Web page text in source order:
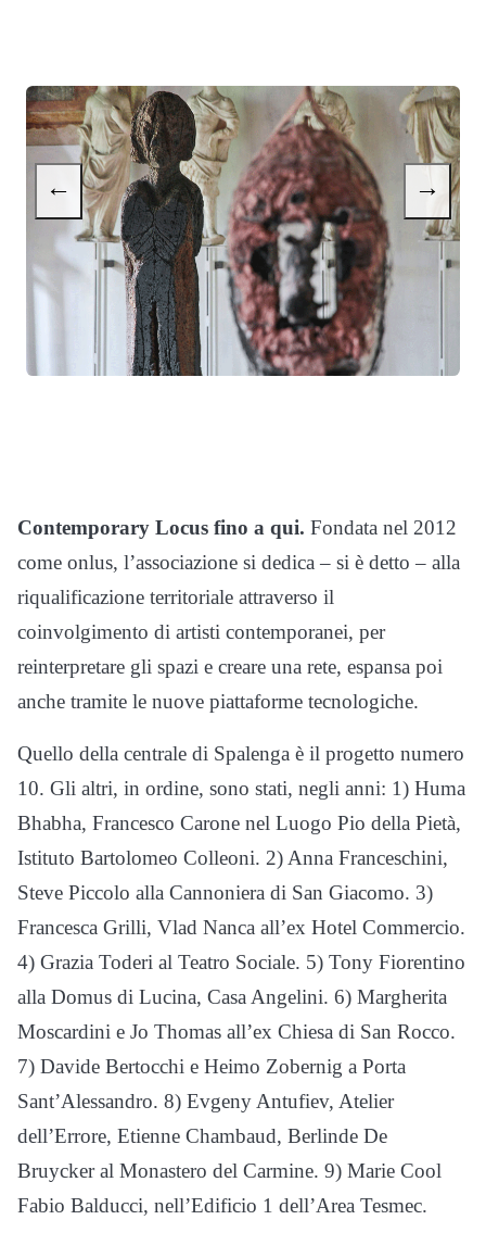
← →
Contemporary Locus fino a qui. Fondata nel 2012
come onlus, l’associazione si dedica – si è detto – alla
riqualificazione territoriale attraverso il
coinvolgimento di artisti contemporanei, per
reinterpretare gli spazi e creare una rete, espansa poi
anche tramite le nuove piattaforme tecnologiche.
Quello della centrale di Spalenga è il progetto numero
10. Gli altri, in ordine, sono stati, negli anni: 1) Huma
Bhabha, Francesco Carone nel Luogo Pio della Pietà,
Istituto Bartolomeo Colleoni. 2) Anna Franceschini,
Steve Piccolo alla Cannoniera di San Giacomo. 3)
Francesca Grilli, Vlad Nanca all’ex Hotel Commercio.
4) Grazia Toderi al Teatro Sociale. 5) Tony Fiorentino
alla Domus di Lucina, Casa Angelini. 6) Margherita
Moscardini e Jo Thomas all’ex Chiesa di San Rocco.
7) Davide Bertocchi e Heimo Zobernig a Porta
Sant’Alessandro. 8) Evgeny Antufiev, Atelier
dell’Errore, Etienne Chambaud, Berlinde De
Bruycker al Monastero del Carmine. 9) Marie Cool
Fabio Balducci, nell’Edificio 1 dell’Area Tesmec.